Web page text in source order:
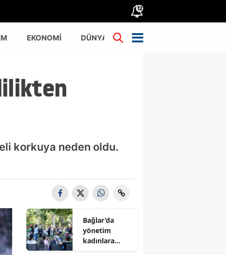
12
EKONOMİ DÜNYA TÜRKİYE
korkuya neden oldu.
Bağlar’da
yönetim
kadınlara